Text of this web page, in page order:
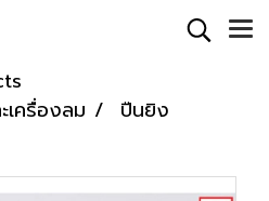
ครื่องลม
ปืนยิง